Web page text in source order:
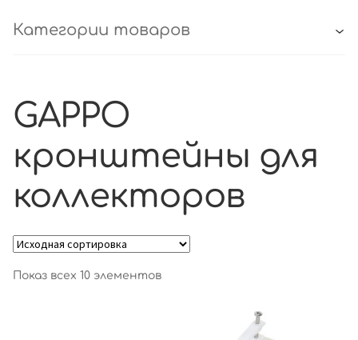
Категории товаров
GAPPO
кронштейны для
коллекторов
Показ всех 10 элементов